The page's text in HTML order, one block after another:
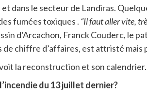
dans le secteur de Landiras.
fumées toxiques . “Il faut aller vite,
d’Arcachon, Franck Couderc, le
de chiffre d’affaires, est attristé mais
la reconstruction et son calendrier.
du 13 juillet dernier?